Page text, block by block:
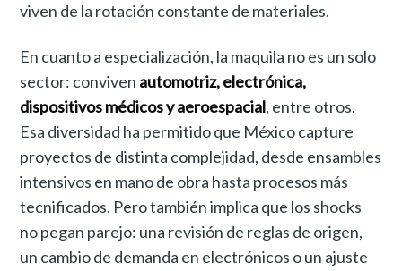
viven de la rotación constante de materiales.
En cuanto a especialización, la maquila no es un solo
sector: conviven automotriz, electrónica,
dispositivos médicos y aeroespacial, entre otros.
Esa diversidad ha permitido que México capture
proyectos de distinta complejidad, desde ensambles
intensivos en mano de obra hasta procesos más
tecnificados. Pero también implica que los shocks
no pegan parejo: una revisión de reglas de origen,
un cambio de demanda en electrónicos o un ajuste